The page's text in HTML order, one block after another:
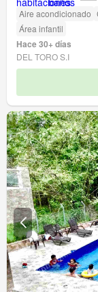
Aire acondicionado
Área infantil
Hace 30+ días
DEL TORO S.I